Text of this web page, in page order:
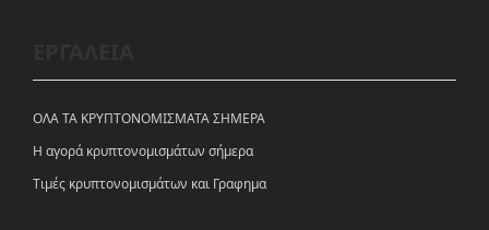
ΟΛΑ ΤΑ ΚΡΥΠΤΟΝΟΜΙΣΜΑΤΑ ΣΗΜΕΡΑ
Η αγορά κρυπτονομισμάτων σήμερα
Tιμές κρυπτονομισμάτων και Γραφημα